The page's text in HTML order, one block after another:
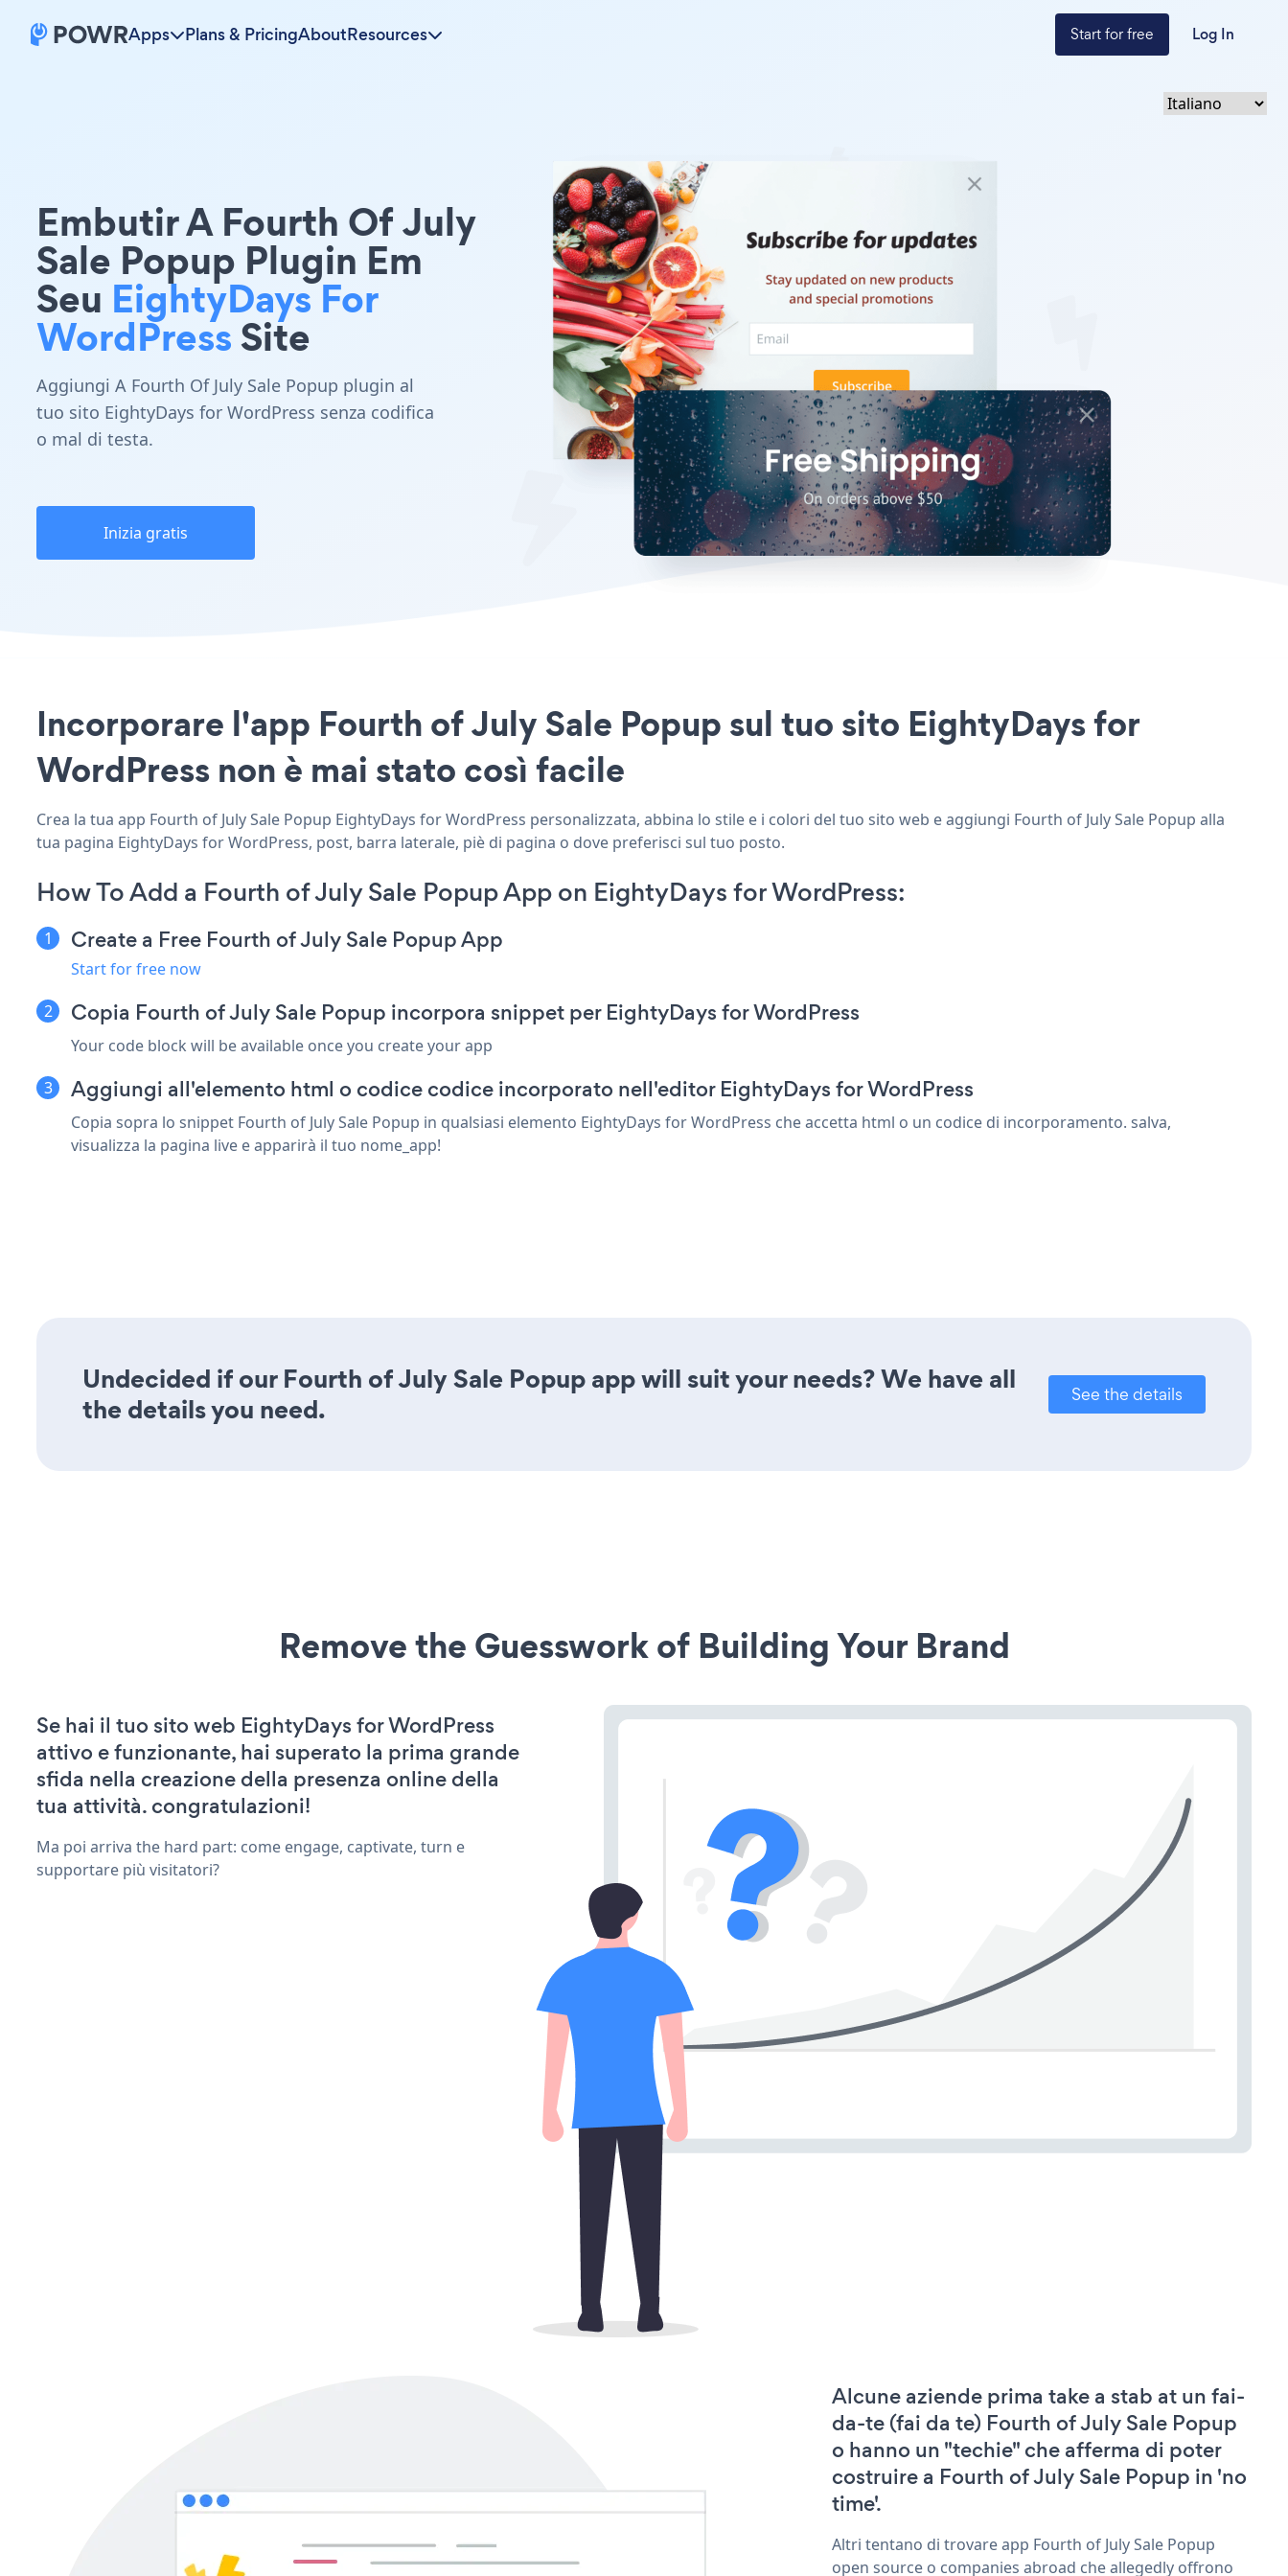
Apps Plans & PricingAboutResources Start for free Log In
Embutir A Fourth Of July
Sale Popup Plugin Em
Seu EightyDays For
WordPressSite
Aggiungi A Fourth Of July Sale Popup plugin al
tuo sito EightyDays for WordPress senza codifica
o mal di testa.
Inizia gratis
Incorporare l'app Fourth of July Sale Popup sul tuo sito EightyDays for
WordPress non è mai stato così facile
Crea la tua app Fourth of July Sale Popup EightyDays for WordPress personalizzata, abbina lo stile e i colori del tuo sito web e aggiungi Fourth of July Sale Popup alla
tua pagina EightyDays for WordPress, post, barra laterale, piè di pagina o dove preferisci sul tuo posto.
How To Add a Fourth of July Sale Popup App on EightyDays for WordPress:
Create a Free Fourth of July Sale Popup App
Start for free now
Copia Fourth of July Sale Popup incorpora snippet per EightyDays for WordPress
Your code block will be available once you create your app
Aggiungi all'elemento html o codice codice incorporato nell'editor EightyDays for WordPress
Copia sopra lo snippet Fourth of July Sale Popup in qualsiasi elemento EightyDays for WordPress che accetta html o un codice di incorporamento. salva,
visualizza la pagina live e apparirà il tuo nome_app!
Undecided if our Fourth of July Sale Popup app will suit your needs? We have all
the details you need.
See the details
Remove the Guesswork of Building Your Brand
Se hai il tuo sito web EightyDays for WordPress
attivo e funzionante, hai superato la prima grande
sfida nella creazione della presenza online della
tua attività. congratulazioni!
Ma poi arriva the hard part: come engage, captivate, turn e
supportare più visitatori?
Alcune aziende prima take a stab at un fai-
da-te (fai da te) Fourth of July Sale Popup
o hanno un "techie" che afferma di poter
costruire a Fourth of July Sale Popup in 'no
time'.
Altri tentano di trovare app Fourth of July Sale Popup
open source o companies abroad che allegedly offrono